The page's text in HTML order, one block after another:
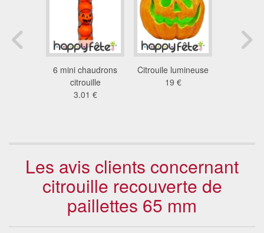
6 mini chaudrons
citrouille
3.01 €
Citrouile lumineuse
19 €
Les avis clients concernant
citrouille recouverte de
paillettes 65 mm